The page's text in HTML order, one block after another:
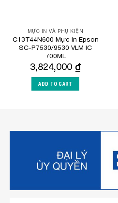
MỰC IN VÀ PHỤ KIỆN
C13T44N600 Mực In Epson
SC-P7530/9530 VLM IC
700ML
3,824,000 ₫
ADD TO CART